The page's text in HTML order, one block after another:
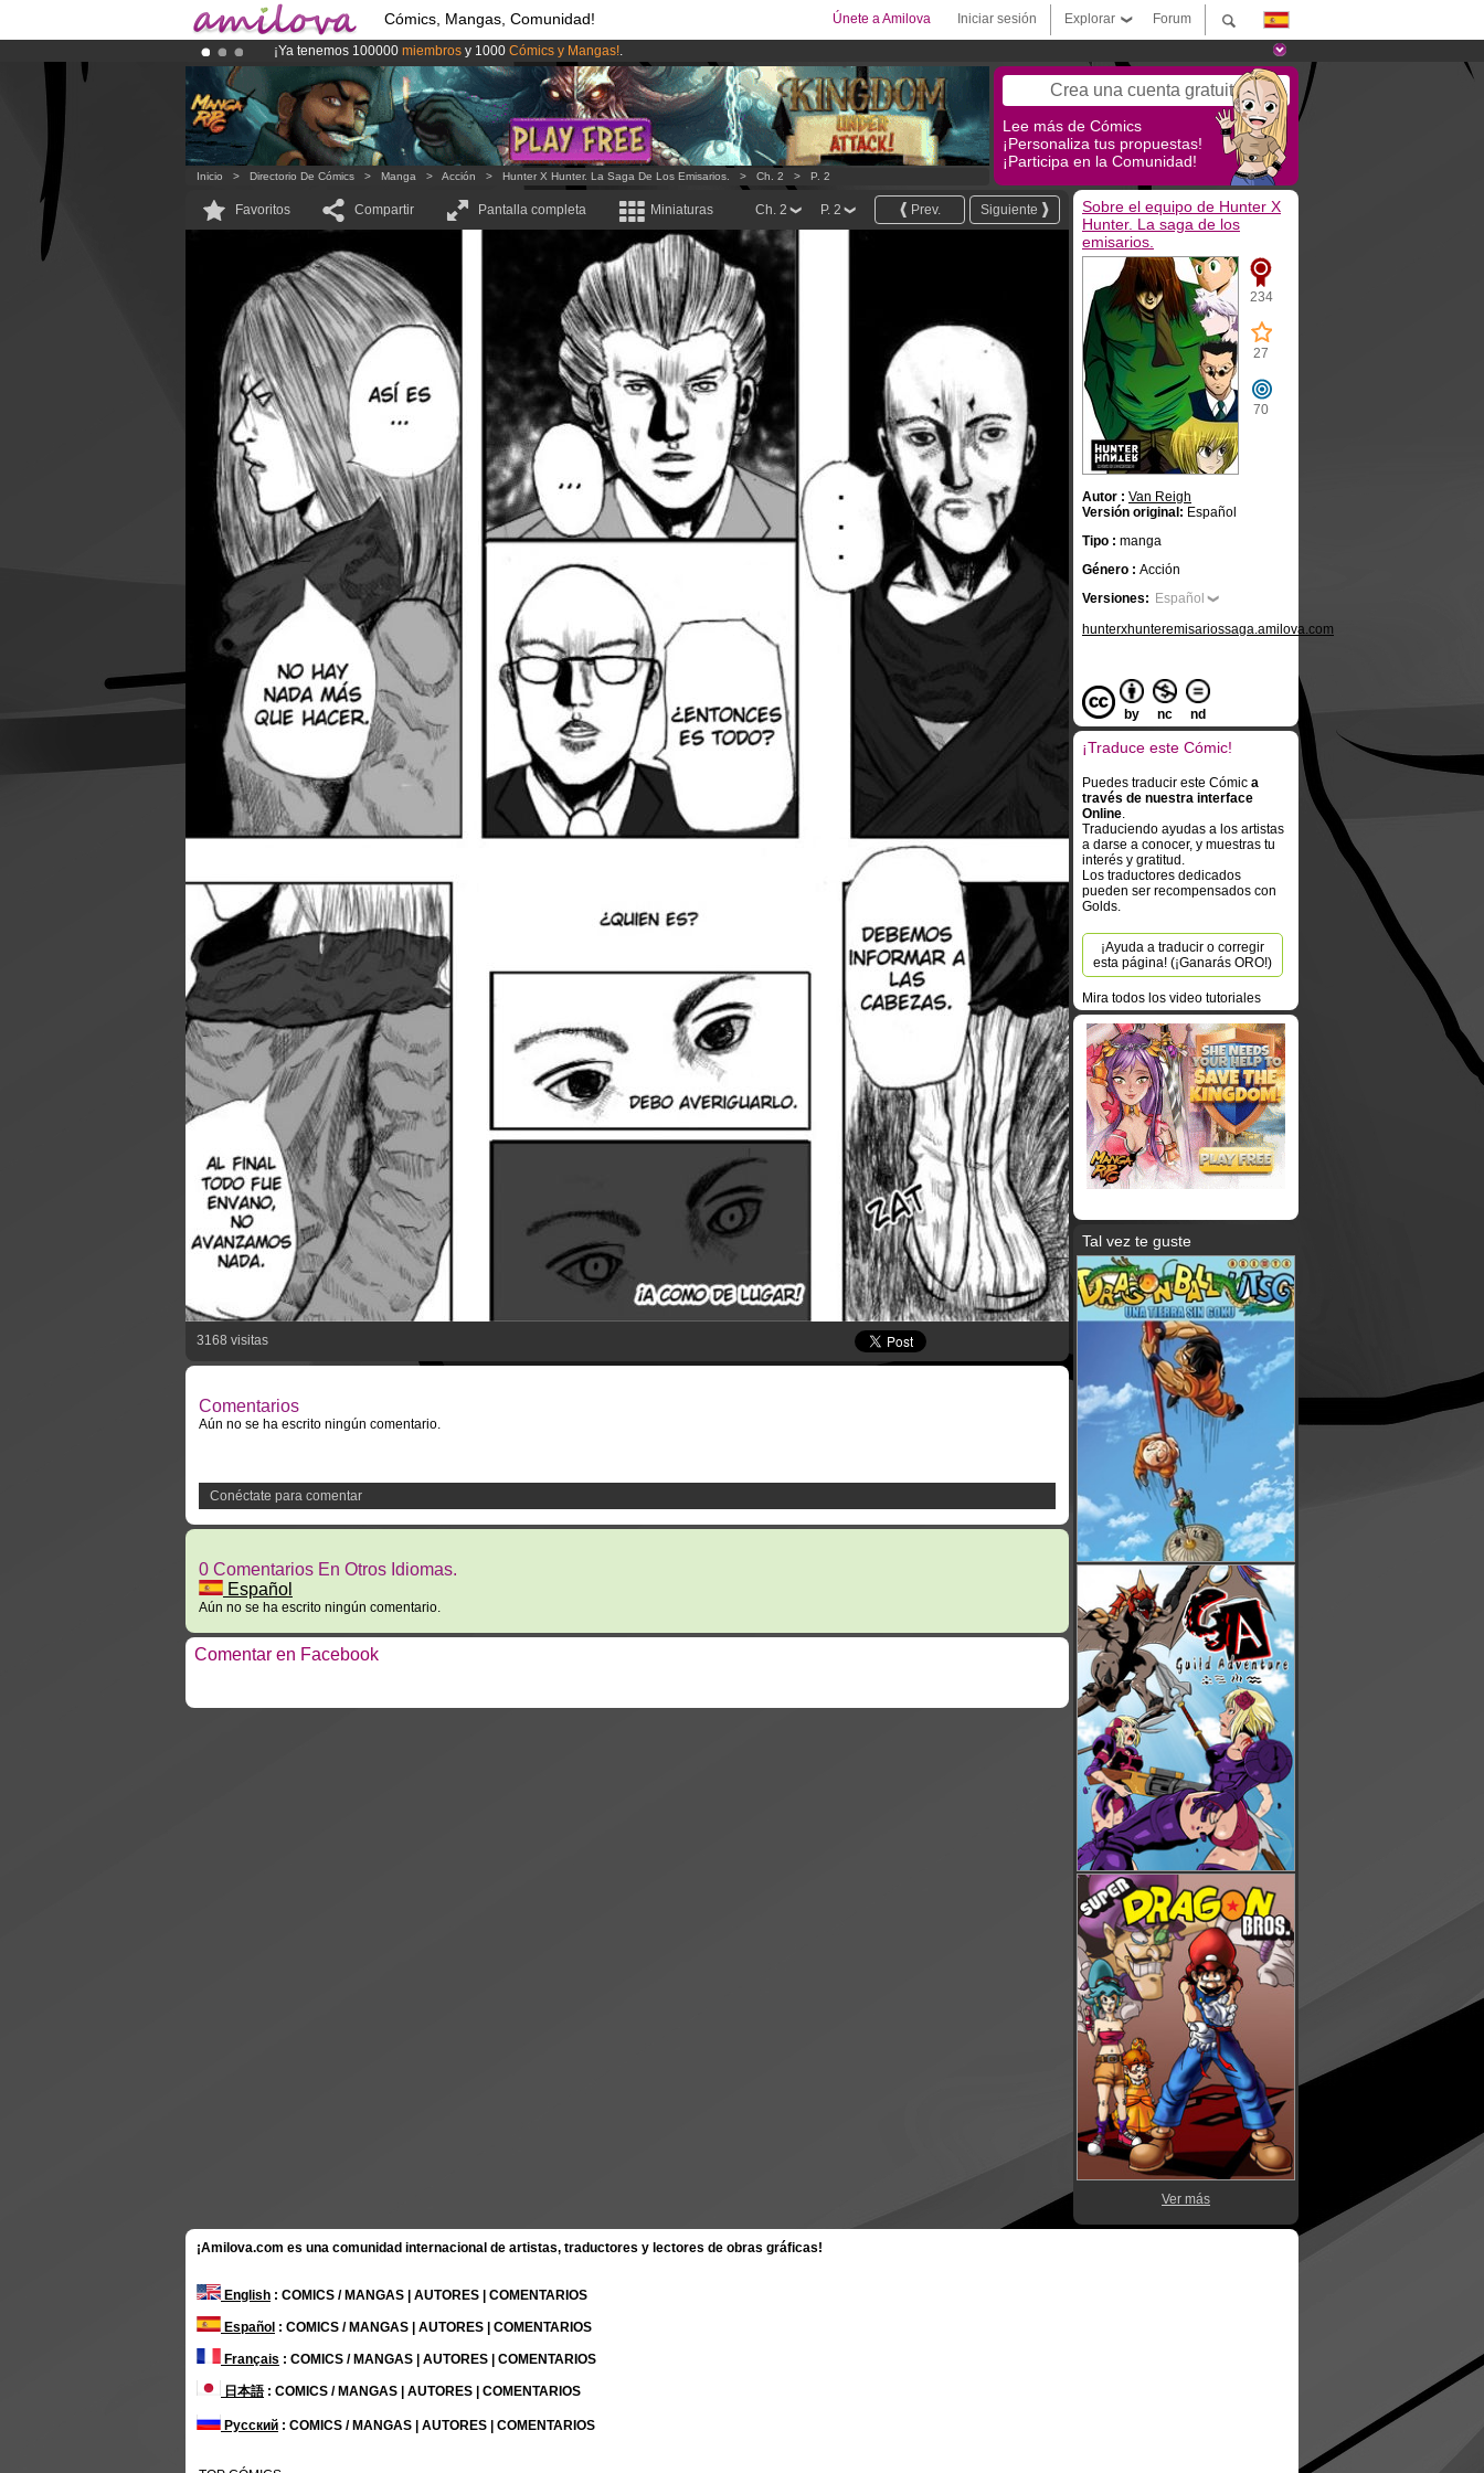
Cómics, Mangas, Comunidad! Forum
Explorar
Iniciar sesión
Únete a Amilova
¡Ya tenemos 100000 miembros y 1000 Cómics y Mangas!.
¡El Kickstarter Amilova está desormado lanzado!.
¡Conviertete en Premium por3.95 euros al mes!Hazte Premium ya Crea una cuenta gratuita
Lee más de Cómics
¡Personaliza tus propuestas!
¡Participa en la Comunidad!
Inicio > Directorio De Cómics > Manga > Acción > Hunter X Hunter. La Saga De Los Emisarios. > Ch. 2 > P. 2
Favoritos Compartir Pantalla completa Miniaturas Siguiente
Prev.
P. 2
Ch. 2
3168 visitas
Comentarios
Aún no se ha escrito ningún comentario.
Conéctate para comentar
0 Comentarios En Otros Idiomas.
Español
Aún no se ha escrito ningún comentario.
Comentar en Facebook
Sobre el equipo de Hunter X
Hunter. La saga de los
emisarios.
234
27
70
Autor : Van Reigh
Versión original: Español
Tipo : manga
Género : Acción
Versiones: Español
hunterxhunteremisariossaga.amilova.com
by nc nd
¡Traduce este Cómic!
Puedes traducir este Cómic a
través de nuestra interface
Online.
Traduciendo ayudas a los artistas
a darse a conocer, y muestras tu
interés y gratitud.
Los traductores dedicados
pueden ser recompensados con
Golds.
¡Ayuda a traducir o corregir
esta página! (¡Ganarás ORO!)
Mira todos los video tutoriales
Tal vez te guste
Ver más
¡Amilova.com es una comunidad internacional de artistas, traductores y lectores de obras gráficas!
English : COMICS / MANGAS | AUTORES | COMENTARIOS
Español : COMICS / MANGAS | AUTORES | COMENTARIOS
Français : COMICS / MANGAS | AUTORES | COMENTARIOS
日本語: COMICS / MANGAS | AUTORES | COMENTARIOS
Русский : COMICS / MANGAS | AUTORES | COMENTARIOS